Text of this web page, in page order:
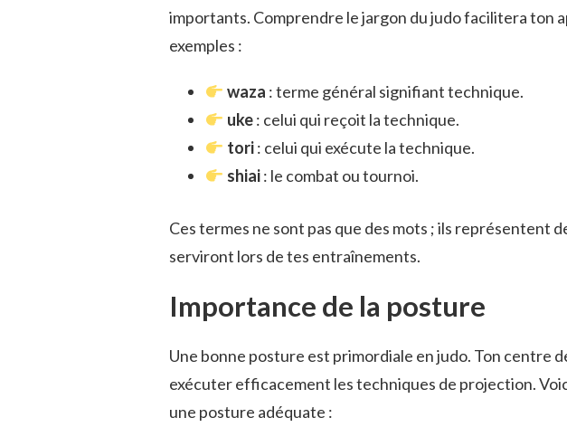
importants. Comprendre le jargon du judo facilitera ton
exemples :
waza : terme général signifiant technique.
uke: celui qui reçoit la technique.
tori: celui qui exécute la technique.
shiai: le combat ou tournoi.
Ces termes ne sont pas que des mots ; ils représentent
serviront lors de tes entraînements.
Importance de la posture
Une bonne posture est primordiale en judo. Ton centre
exécuter efficacement les techniques de projection.
une posture adéquate :